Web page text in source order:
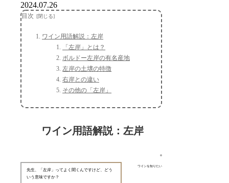
2024.07.26
目次
ワイン用語解説：左岸
「左岸」とは？
ボルドー左岸の有名産地
左岸の土壌の特徴
右岸との違い
その他の「左岸」
ワイン用語解説：左岸
ワインを知りたい
先生、「左岸」ってよく聞くんですけど、どう
いう意味ですか？